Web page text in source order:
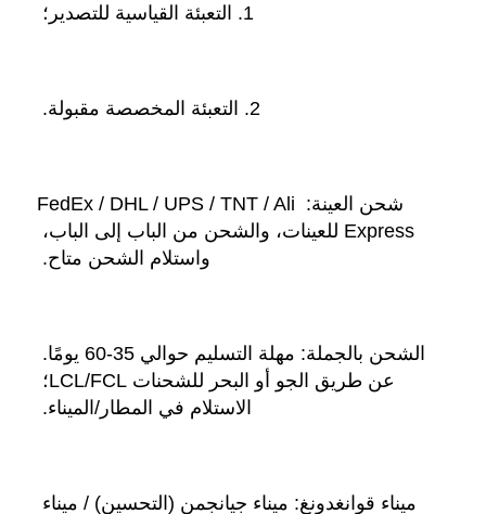
شحن العينة: FedEx / DHL / UPS / TNT / Ali
Express للعينات، والشحن من الباب إلى الباب،
واستلام الشحن متاح.
الشحن بالجملة: مهلة التسليم حوالي 35-60 يومًا.
عن طريق الجو أو البحر للشحنات LCL/FCL؛
الاستلام في المطار/الميناء.
ميناء قوانغدونغ: ميناء جيانجمن (التحسين) / ميناء